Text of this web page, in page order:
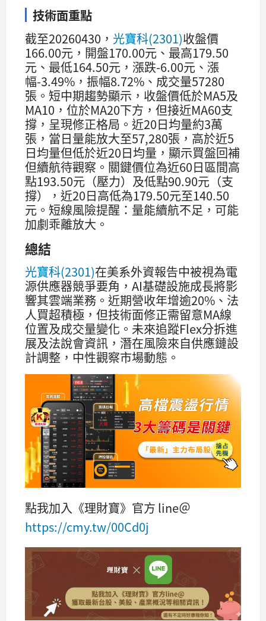
技術面重點
截至20260430， 光寶科(2301)收盤價
166.00元，開盤170.00元、最高179.50
元、最低164.50元，漲跌-6.00元、漲
幅-3.49%，振幅8.72%、成交量57280
張。短中期趨勢顯示，收盤價低於MA5及
MA10，位於MA20下方，但接近MA60支
撐，呈現修正格局。近20日均量約3萬
張，當日量能放大至57,280張，高於近5
日均量但低於近20日均量，顯示買盤回補
但續航待觀察。關鍵價位為近60日區間高
點193.50元（壓力）及低點90.90元（支
撐），近20日高低為179.50元至140.50
元。短線風險提醒：量能續航不足，可能
加劇乖離放大。
總結
光寶科(2301)在美系外資報告中被視為電
源供應器競爭要角，AI基礎設施成長將影
響其雲端業務。近期營收年增逾20%、法
人買超積極，但技術面修正需留意MA線
位置及成交量變化。未來追蹤Flex分拆進
展及法說會資訊，潛在風險來自供應鏈設
計調整，中性觀察市場動態。
點我加入《理財寶》官方 line＠
https://cmy.tw/00Cd0j